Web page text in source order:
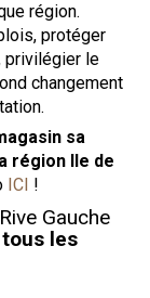
région.
protéger
privilégier le
changement
sa
région Ile de
ICI !
Gauche
les